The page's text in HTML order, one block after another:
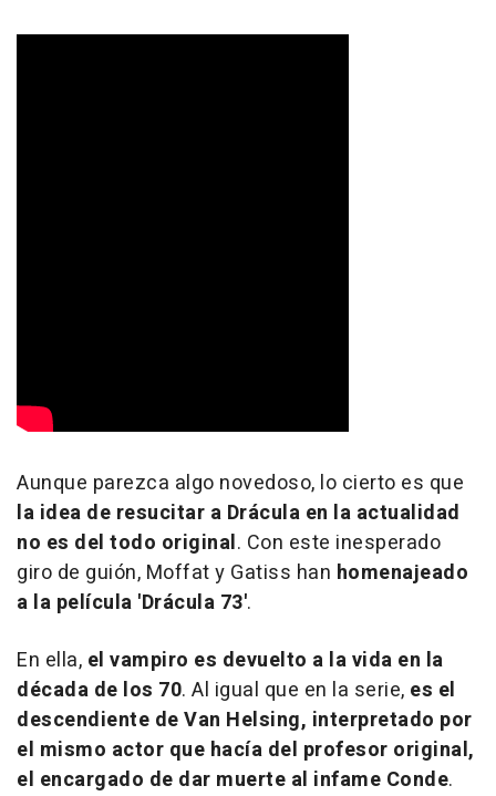
Aunque parezca algo novedoso, lo cierto es que
la idea de resucitar a Drácula en la actualidad
no es del todo original. Con este inesperado
giro de guión, Moffat y Gatiss han homenajeado
a la película 'Drácula 73'.
En ella, el vampiro es devuelto a la vida en la
década de los 70. Al igual que en la serie, es el
descendiente de Van Helsing, interpretado por
el mismo actor que hacía del profesor original,
el encargado de dar muerte al infame Conde.